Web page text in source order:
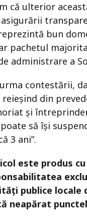
că ulterior
bun
pachetul
administrare a
contestării,
din
şi
să îşi
3 ani”.
este produs
publice locale
neapărat